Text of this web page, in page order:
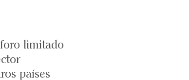
limitado
países